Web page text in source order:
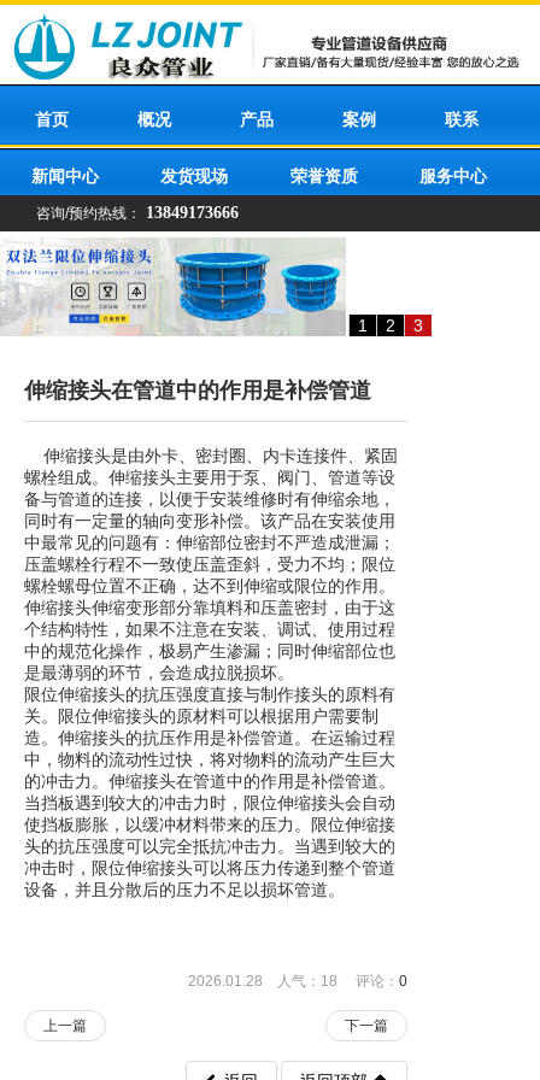
首页 概况 产品 案例 联系
新闻中心 发货现场 荣誉资质 服务中心
咨询/预约热线： 13849173666
1 2 3
伸缩接头在管道中的作用是补偿管道
伸缩接头是由外卡、密封圈、内卡连接件、紧固
螺栓组成。伸缩接头主要用于泵、阀门、管道等设
备与管道的连接，以便于安装维修时有伸缩余地，
同时有一定量的轴向变形补偿。该产品在安装使用
中最常见的问题有：伸缩部位密封不严造成泄漏；
压盖螺栓行程不一致使压盖歪斜，受力不均；限位
螺栓螺母位置不正确，达不到伸缩或限位的作用。
伸缩接头伸缩变形部分靠填料和压盖密封，由于这
个结构特性，如果不注意在安装、调试、使用过程
中的规范化操作，极易产生渗漏；同时伸缩部位也
是最薄弱的环节，会造成拉脱损坏。
限位伸缩接头的抗压强度直接与制作接头的原料有
关。限位伸缩接头的原材料可以根据用户需要制
造。伸缩接头的抗压作用是补偿管道。在运输过程
中，物料的流动性过快，将对物料的流动产生巨大
的冲击力。伸缩接头在管道中的作用是补偿管道。
当挡板遇到较大的冲击力时，限位伸缩接头会自动
使挡板膨胀，以缓冲材料带来的压力。限位伸缩接
头的抗压强度可以完全抵抗冲击力。当遇到较大的
冲击时，限位伸缩接头可以将压力传递到整个管道
设备，并且分散后的压力不足以损坏管道。
2026.01.28 人气： 18 评论：0
上一篇 下一篇